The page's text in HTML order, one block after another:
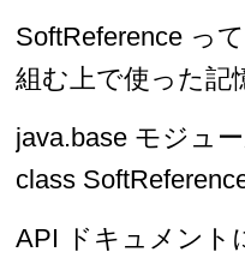
SoftReference っ
組む上で使った記
java.base モジュ
class
API ドキュメント